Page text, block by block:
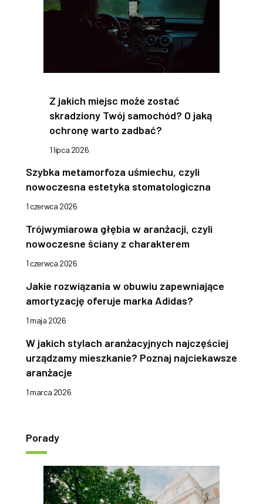
Z jakich miejsc może zostać
skradziony Twój samochód? O jaką
ochronę warto zadbać?
1 lipca 2026
Szybka metamorfoza uśmiechu, czyli
nowoczesna estetyka stomatologiczna
1 czerwca 2026
Trójwymiarowa głębia w aranżacji, czyli
nowoczesne ściany z charakterem
1 czerwca 2026
Jakie rozwiązania w obuwiu zapewniające
amortyzację oferuje marka Adidas?
1 maja 2026
W jakich stylach aranżacyjnych najczęściej
urządzamy mieszkanie? Poznaj najciekawsze
aranżacje
1 marca 2026
Porady